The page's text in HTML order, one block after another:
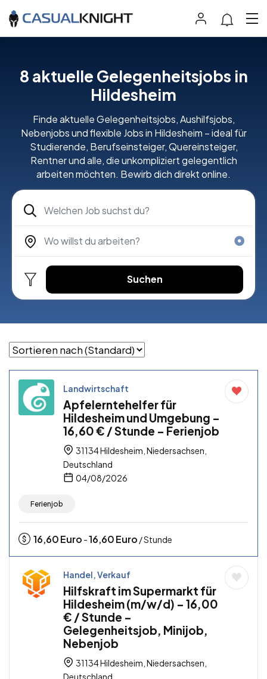
8 aktuelle Gelegenheitsjobs in
Hildesheim
Finde aktuelle Gelegenheitsjobs, Aushilfsjobs,
Nebenjobs und flexible Jobs in Hildesheim – ideal für
Studierende, Berufseinsteiger, Quereinsteiger,
Rentner und alle, die unkompliziert gelegentlich
arbeiten möchten. Bewirb dich direkt online.
Suchen
Landwirtschaft
Apfelerntehelfer für
Hildesheim und Umgebung –
16,60 € / Stunde – Ferienjob
31134 Hildesheim, Niedersachsen,
Deutschland
04/08/2026
Ferienjob
16,60Euro -16,60Euro / Stunde
Handel, Verkauf
Hilfskraft im Supermarkt für
Hildesheim (m/w/d) – 16,00
€ / Stunde –
Gelegenheitsjob, Minijob,
Nebenjob
31134 Hildesheim, Niedersachsen,
Deutschland